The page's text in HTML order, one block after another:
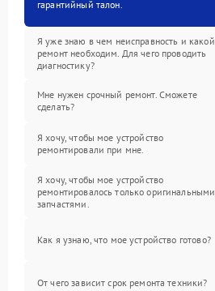
гарантийный талон.
Я уже знаю в чем неисправность и какой
ремонт необходим. Для чего проводить
диагностику?
Мне нужен срочный ремонт. Сможете
сделать?
Я хочу, чтобы мое устройство
ремонтировали при мне.
Я хочу, чтобы мое устройство
ремонтировалось только оригинальными
запчастями.
Как я узнаю, что мое устройство готово?
От чего зависит срок ремонта техники?